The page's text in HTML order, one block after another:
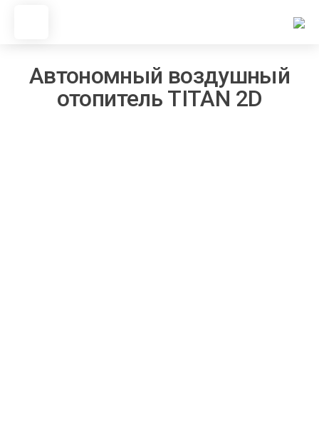
Автономный воздушный
отопитель TITAN 2D